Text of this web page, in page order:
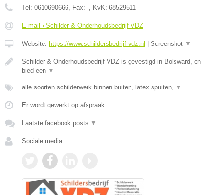
Tel: 0610690666, Fax: -, KvK: 68529511
E-mail › Schilder & Onderhoudsbedrijf VDZ
Website: https://www.schildersbedrijf-vdz.nl Screenshot ▼
Schilder & Onderhoudsbedrijf VDZ is gevestigd in Bolsward, en
bied een ▼
alle soorten schilderwerk binnen buiten, latex spuiten, ▼
Er wordt gewerkt op afspraak.
Laatste facebook posts ▼
Sociale media: